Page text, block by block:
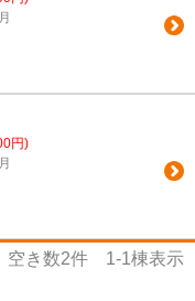
円)
空き数2件 1-1棟表示